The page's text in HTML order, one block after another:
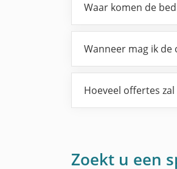
Waar komen de
Wanneer mag ik
Hoeveel offertes
Zoekt u een